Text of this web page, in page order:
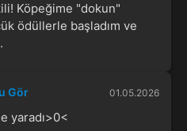
Köpeğime "dokun"
ödüllerle başladım ve
Gör 01.05.2026
yaradı>0<